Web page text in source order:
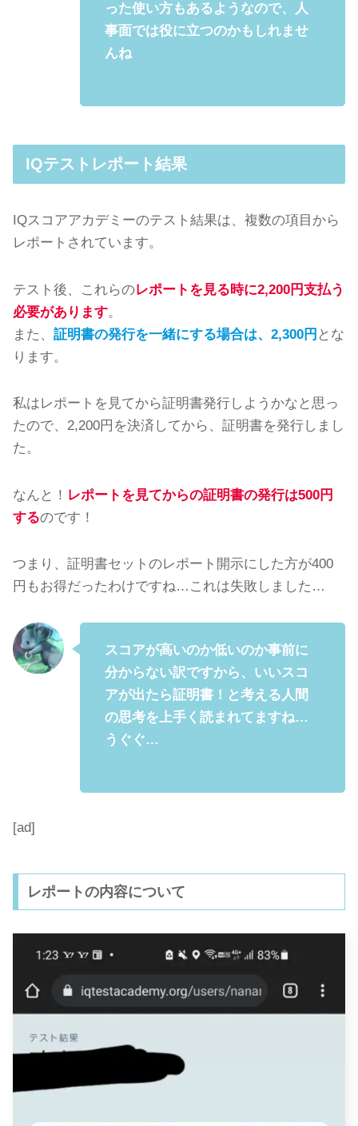
った使い方もあるようなので、人
事面では役に立つのかもしれませ
んね
IQテストレポート結果
IQスコアアカデミーのテスト結果は、複数の項目から
レポートされています。
テスト後、これらのレポートを見る時に2,200円支払う
必要があります。
また、 証明書の発行を一緒にする場合は、2,300円 とな
ります。
私はレポートを見てから証明書発行しようかなと思っ
たので、2,200円を決済してから、証明書を発行しまし
た。
なんと！ レポートを見てからの証明書の発行は500円
するのです！
つまり、証明書セットのレポート開示にした方が400
円もお得だったわけですね…これは失敗しました…
スコアが高いのか低いのか事前に
分からない訳ですから、いいスコ
アが出たら証明書！と考える人間
の思考を上手く読まれてますね…
うぐぐ…
[ad]
レポートの内容について